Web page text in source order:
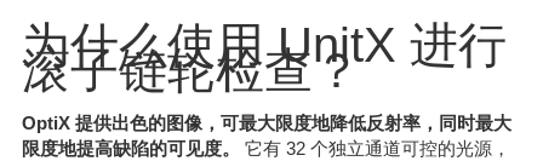
为什么使用 UnitX 进行
滚子链轮检查？
OptiX 提供出色的图像，可最大限度地降低反射率，同时最大
限度地提高缺陷的可见度。
它有 32 个独立通道可控的光源，